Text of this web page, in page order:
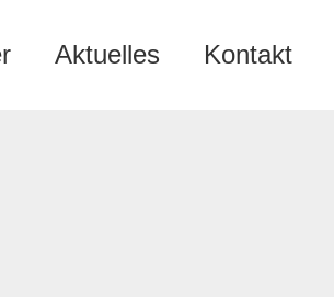
Aktuelles Kontakt